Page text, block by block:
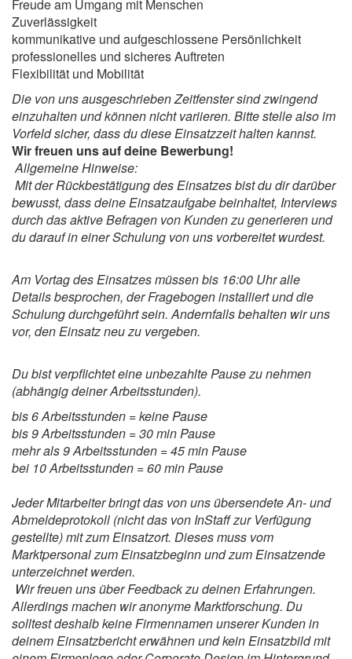
Freude am Umgang mit Menschen
Zuverlässigkeit
kommunikative und aufgeschlossene Persönlichkeit
professionelles und sicheres Auftreten
Flexibilität und Mobilität
Die von uns ausgeschrieben Zeitfenster sind zwingend
einzuhalten und können nicht variieren. Bitte stelle also im
Vorfeld sicher, dass du diese Einsatzzeit halten kannst.
Wir freuen uns auf deine Bewerbung!
Allgemeine Hinweise:
Mit der Rückbestätigung des Einsatzes bist du dir darüber
bewusst, dass deine Einsatzaufgabe beinhaltet, Interviews
durch das aktive Befragen von Kunden zu generieren und
du darauf in einer Schulung von uns vorbereitet wurdest.
Am Vortag des Einsatzes müssen bis 16:00 Uhr alle
Details besprochen, der Fragebogen installiert und die
Schulung durchgeführt sein. Andernfalls behalten wir uns
vor, den Einsatz neu zu vergeben.
Du bist verpflichtet eine unbezahlte Pause zu nehmen
(abhängig deiner Arbeitsstunden).
bis 6 Arbeitsstunden = keine Pause
bis 9 Arbeitsstunden = 30 min Pause
mehr als 9 Arbeitsstunden = 45 min Pause
bei 10 Arbeitsstunden = 60 min Pause
Jeder Mitarbeiter bringt das von uns übersendete An- und
Abmeldeprotokoll (nicht das von InStaff zur Verfügung
gestellte) mit zum Einsatzort. Dieses muss vom
Marktpersonal zum Einsatzbeginn und zum Einsatzende
unterzeichnet werden.
Wir freuen uns über Feedback zu deinen Erfahrungen.
Allerdings machen wir anonyme Marktforschung. Du
solltest deshalb keine Firmennamen unserer Kunden in
deinem Einsatzbericht erwähnen und kein Einsatzbild mit